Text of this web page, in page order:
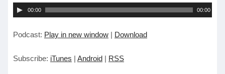
音
プ
ー
00:00 00:00
Podcast: Play in new window | Download
Subscribe: iTunes | Android | RSS